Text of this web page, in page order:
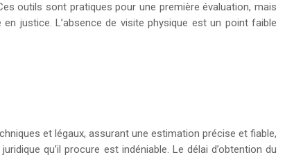
outils sont pratiques pour une première évaluation, mais
justice. L’absence de visite physique est un point faible
et légaux, assurant une estimation précise et fiable,
qu’il procure est indéniable. Le délai d’obtention du